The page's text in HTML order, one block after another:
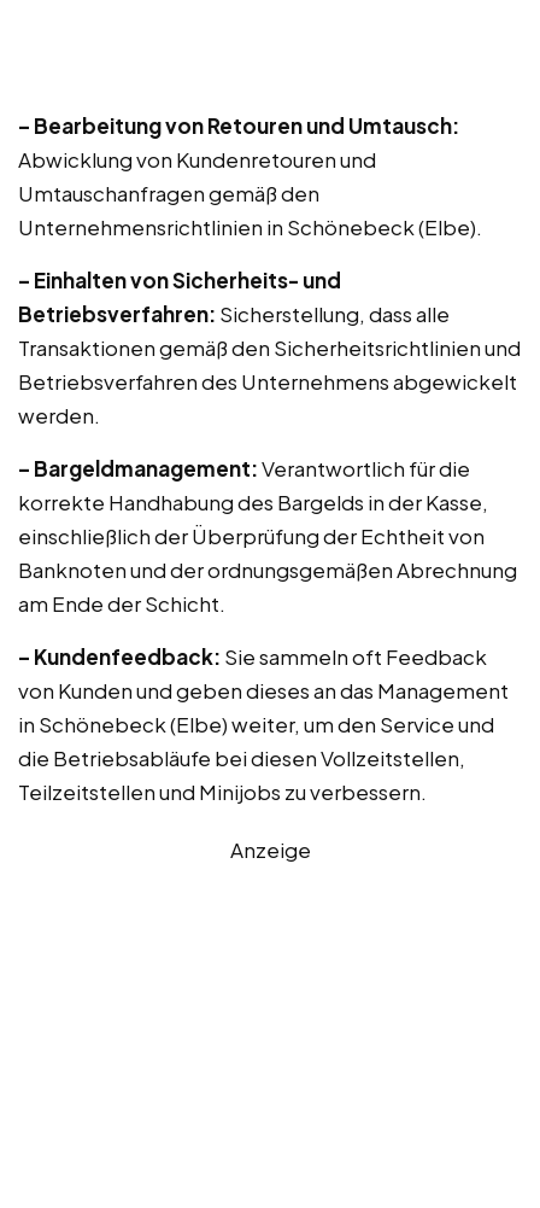
– Bearbeitung von Retouren und Umtausch:
Abwicklung von Kundenretouren und
Umtauschanfragen gemäß den
Unternehmensrichtlinien in Schönebeck (Elbe).
– Einhalten von Sicherheits- und
Betriebsverfahren: Sicherstellung, dass alle
Transaktionen gemäß den Sicherheitsrichtlinien und
Betriebsverfahren des Unternehmens abgewickelt
werden.
– Bargeldmanagement:Verantwortlich für die
korrekte Handhabung des Bargelds in der Kasse,
einschließlich der Überprüfung der Echtheit von
Banknoten und der ordnungsgemäßen Abrechnung
am Ende der Schicht.
– Kundenfeedback: Sie sammeln oft Feedback
von Kunden und geben dieses an das Management
in Schönebeck (Elbe) weiter, um den Service und
die Betriebsabläufe bei diesen Vollzeitstellen,
Teilzeitstellen und Minijobs zu verbessern.
Anzeige